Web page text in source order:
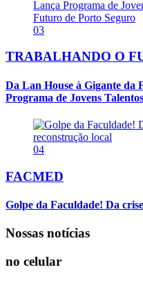
03
TRABALHANDO O
Da Lan House à Gigante da
Programa de Jovens
04
FACMED
Golpe da Faculdade! Da
Nossas notícias
no celular